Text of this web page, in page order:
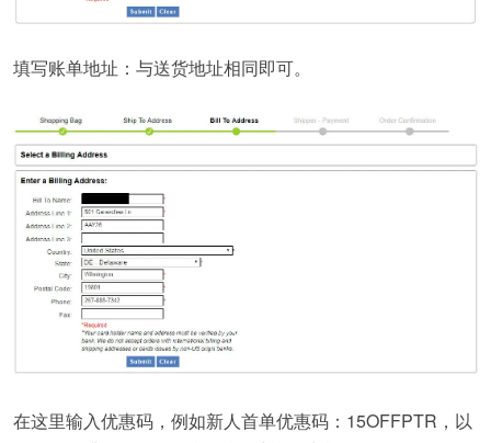
填写账单地址：与送货地址相同即可。
在这里输入优惠码，例如新人首单优惠码：15OFFPTR，以